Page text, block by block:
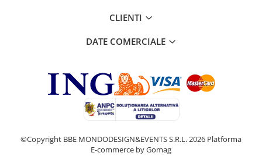
CLIENTI
DATE COMERCIALE
©Copyright BBE MONDODESIGN&EVENTS S.R.L. 2026 Platforma
E-commerce by Gomag